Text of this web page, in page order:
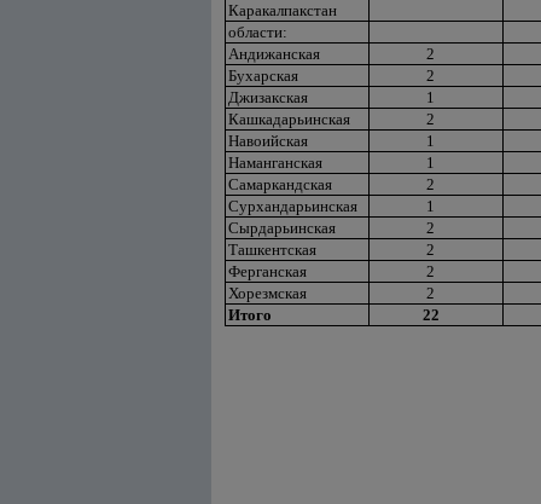
Каракалпакстан
области:
Андижанская
2
Бухарская
2
Джизакская
1
Кашкадарьинская
2
Навоийская
1
Наманганская
1
Самаркандская
2
Сурхандарьинская
1
Сырдарьинская
2
Ташкентская
2
Ферганская
2
Хорезмская
2
Итого
22